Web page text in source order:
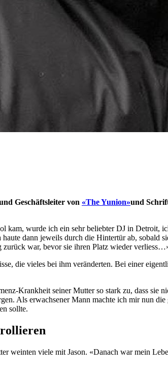
Geschäftsleiter von «The Yunion»und
kam, wurde ich ein sehr beliebter DJ in Detroit,
haute dann jeweils durch die Hintertür ab,
zurück war, bevor sie ihren Platz wieder
die vieles bei ihm veränderten. Bei einer
Krankheit seiner Mutter so stark zu, dass sie
Als erwachsener Mann machte ich mir nun
sollte.
weinten viele mit Jason. «Danach war mein